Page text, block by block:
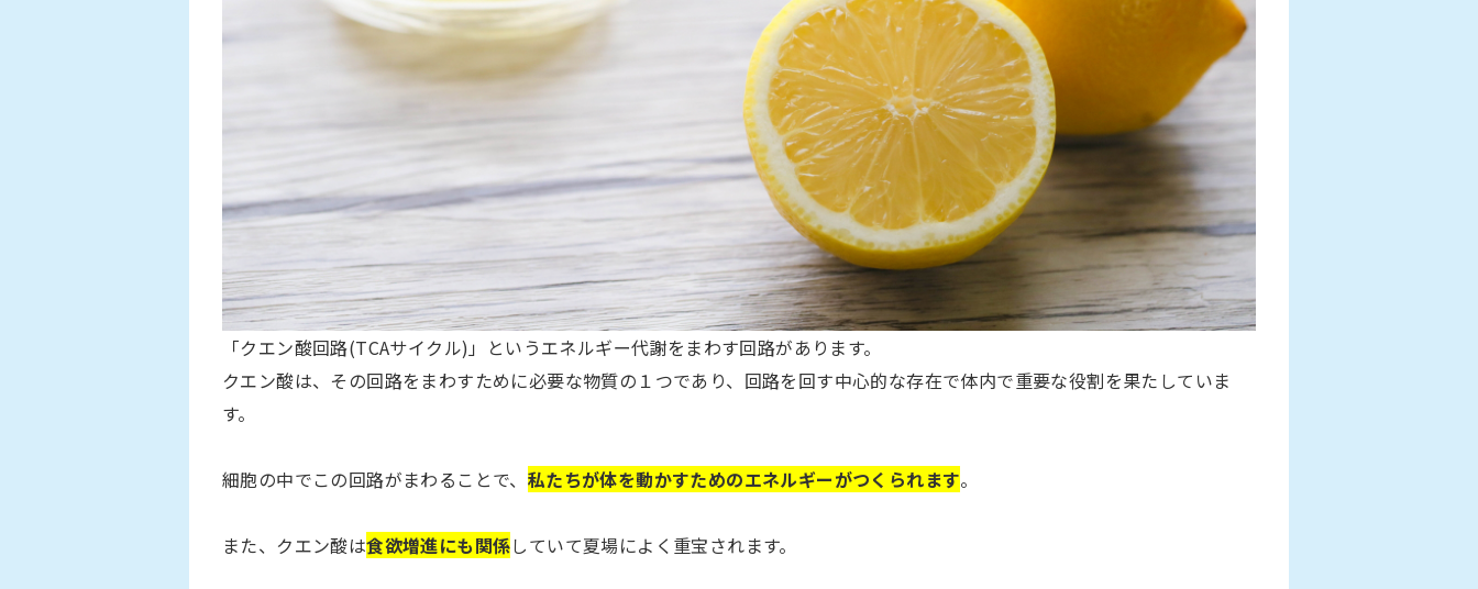
「クエン酸回路(TCAサイクル)」というエネルギー代謝をまわす回路があります。
クエン酸は、その回路をまわすために必要な物質の１つであり、回路を回す中心的な存在で体内で重要な役割を果たしていま
す。
細胞の中でこの回路がまわることで、 私たちが体を動かすためのエネルギーがつくられます。
また、クエン酸は食欲増進にも関係していて夏場によく重宝されます。